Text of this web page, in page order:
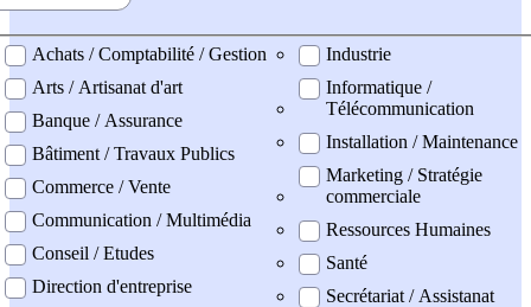
professionel
Achats / Comptabilité / Gestion
Arts / Artisanat d'art
Banque / Assurance
Bâtiment / Travaux Publics
Commerce / Vente
Communication / Multimédia
Conseil / Etudes
Direction d'entreprise
Industrie
Informatique /
Télécommunication
Installation / Maintenance
Marketing / Stratégie
commerciale
Ressources Humaines
Santé
Secrétariat / Assistanat